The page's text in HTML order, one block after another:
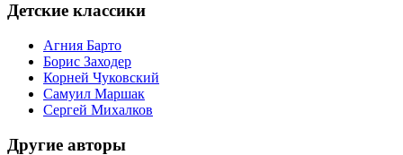
Детские классики
Агния Барто
Борис Заходер
Корней Чуковский
Самуил Маршак
Сергей Михалков
Другие авторы